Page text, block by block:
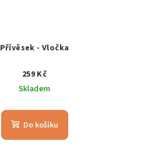
Přívěsek - Vločka
259 Kč
Skladem
Do košíku